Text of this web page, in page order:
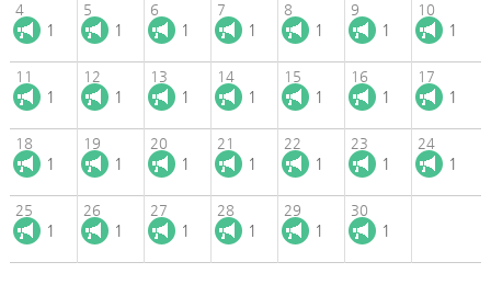
4
1
5
1
6
1
7
1
8
1
9
1
10
1
11
1
12
1
13
1
14
1
15
1
16
1
17
1
18
1
19
1
20
1
21
1
22
1
23
1
24
1
25
1
26
1
27
1
28
1
29
1
30
1